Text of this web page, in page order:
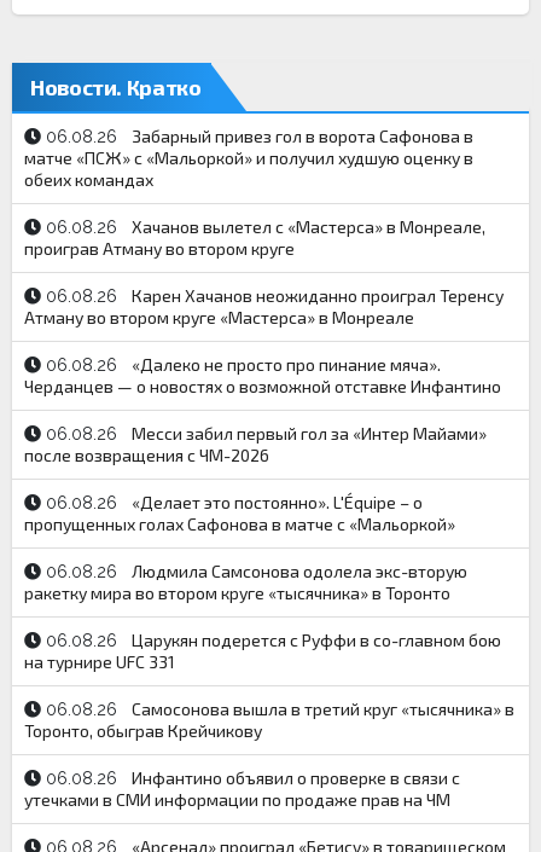
Новости. Кратко
06.08.26
Забарный привез гол в ворота Сафонова в
матче «ПСЖ» с «Мальоркой» и получил худшую оценку в
обеих командах
06.08.26
Хачанов вылетел с «Мастерса» в Монреале,
проиграв Атману во втором круге
06.08.26
Карен Хачанов неожиданно проиграл Теренсу
Атману во втором круге «Мастерса» в Монреале
06.08.26
«Далеко не просто про пинание мяча».
Черданцев — о новостях о возможной отставке Инфантино
06.08.26
Месси забил первый гол за «Интер Майами»
после возвращения с ЧМ-2026
06.08.26
«Делает это постоянно». L'Équipe – о
пропущенных голах Сафонова в матче с «Мальоркой»
06.08.26
Людмила Самсонова одолела экс-вторую
ракетку мира во втором круге «тысячника» в Торонто
06.08.26
Царукян подерется с Руффи в со-главном бою
на турнире UFC 331
06.08.26
Самосонова вышла в третий круг «тысячника» в
Торонто, обыграв Крейчикову
06.08.26
Инфантино объявил о проверке в связи с
утечками в СМИ информации по продаже прав на ЧМ
06.08.26 «Арсенал» проиграл «Бетису» в товарищеском